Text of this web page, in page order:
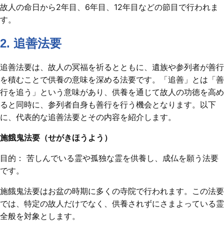
故人の命日から2年目、6年目、12年目などの節目で行われま
す。
2. 追善法要
追善法要は、故人の冥福を祈るとともに、遺族や参列者が善行
を積むことで供養の意味を深める法要です。「追善」とは「善
行を追う」という意味があり、供養を通じて故人の功徳を高め
ると同時に、参列者自身も善行を行う機会となります。以下
に、代表的な追善法要とその内容を紹介します。
施餓鬼法要（せがきほうよう）
目的： 苦しんでいる霊や孤独な霊を供養し、成仏を願う法要
です。
施餓鬼法要はお盆の時期に多くの寺院で行われます。この法要
では、特定の故人だけでなく、供養されずにさまよっている霊
全般を対象とします。